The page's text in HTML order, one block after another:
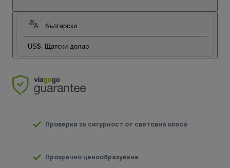
български
US$ Щатски долар
Проверки за сигурност от световна класа
Прозрачно ценообразуване